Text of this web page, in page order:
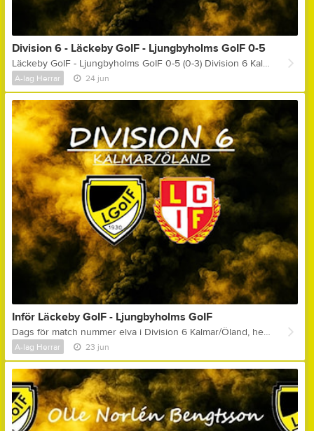
Division 6 - Läckeby GoIF - Ljungbyholms GoIF 0-5
Läckeby GoIF - Ljungbyholms GoIF 0-5 (0-3) Division 6 Kalmar / Öland Målskyttar: 0-1, (4) - Erik Olsson 0-2, (10) - Anton Fransson 0-3, (31) - Självmål 0-4, (76) - Anton Karlsson 0-5, (89) - Jonathan Johansson Gula kort: Olle Karlsson Matchens lirare: Noah Sporre Kommentar ifrån assisterande tränare Peter Engman: " - I första halvlek är vi inte riktigt där känns det som, samtidigt som Ljungbyholm gör det väldigt bra, det kan man absolut inte ta ifrån dom.. Det känns nästan stundtals som att Ljungbyholm spelar med en spelare mer på planen till å med, för de är verkligen överallt och vi kommer ingenstans! I andra halvlek är vi bättre med i matchen, men om det är för att Ljungbyholm tar det lite lugnare eller om vi spelar upp oss låter jag vara osagt, men spelmässigt ser det iallafall betydligt bättre ut i andra halvlek! Det är svårt att vinna fotbollsmatcher när man bjuder på så många mål som vi gör i den här matchen, samtidigt som vi offensivt inte skapar så mycket under matchen, så segern för Ljungbyholm är verkligen inget att diskutera! Segersiffrorna är lite för stora dock, men totalt sett får vi ju helt enkelt bara erkänna att Ljungbyholm är bättre än oss idag! "
A-lag Herrar 24 jun
Inför Läckeby GoIF - Ljungbyholms GoIF
Dags för match nummer elva i Division 6 Kalmar/Öland, hemmamatch på Åbyvallen och för motståndet står Ljungbyholms GoIF! LJUNGBYHOLMS GOIF ligger på 5:e plats i tabellen! Man vann senast hemma emot Högsrums FF - 9-1! Tidigare i Division 6 Kalmar/Öland har man följande resultat: Läckeby GoIF (h) - 2-2, Degerhamns IF (b) - 4-5, Möre BK (h) - 3-0, Mörbylånga GoIF (b) - 2-2, S:t Sigfrids IF (b) - 3-0, IFK Påryd (h) - 3-0, Trekantens IF (b) - 1-2, Rockneby IK (h) - 2-0 & Söderåkra AIK (b) - 1-3! Bästa målskyttar hitills i Ljungbyholms GoIF är Anton Fransson & Jonatan Dahlström som gjort 5 stycken mål vardera! LÄCKEBY GOIF ligger på 10:e plats i tabellen! Man förlorade senast hemma emot S:t Sigfrids IF - 2-4! Tidigare i Division 6 Kalmar/Öland har man följande resultat: Ljungbyholms GoIF (b) - 2-2, IFK Påryd (h) - 2-2, Degerhamns IF (b) - 2-5, Trekantens IF (h) - 0-1, Möre BK (b) - 2-3, Rockneby IK (h) - 2-0, Mörbylånga GoIF (b) - 1-6, Söderåkra AIK (h) - 1-2 & Högsrums FF (b) - 1-2! Bästa målskytt hitills i Läckeby GoIF är Emil Blomqvist som gjort 6 stycken mål! FUN FACTS: * När lagen möttes i seriepremiären slutade matchen oavgjort - 2-2! * Förra säsongen, även då i Division 6 Kalmar/Öland! Då vann Ljungbyholm bägge mötena, 11-1 i Ljungbyholm och 6-0 i Läckeby! * Man får titta lååångt tillbaka i tiden för senaste segern i seriespel för Läckeby GoIF emot Ljungbyholms GoIF, detta trots att man vid flera tillfällen sedan dess spelat i samma division! Senaste segern för Läckeby GoIF var för nästan exakt 10 år sedan, den 1:a juli säsongen 2016, då i Division 5 SÖ, då man lyckades vinna hemma i Läckeby med 4-2! NU KÖR VI! Läckeby GoIF har tagit ut följande spelare: Olle Bjelkendal (mv) Adam Palmér Alexander Kennerfalk Amjad Mahahi Casper Forsberg Daniel Ehnblom Elias Körge Herman Holmén Kim Oskarsson Manfred Löfström Mohamad Abdulaal Noah Sporre Olle Karlsson Olle Norlén Bengtsson Olle Qvarnkullen Oskar Feltendahl Sigge Holm Samling: 17.45 Matchstart: 19.00 Kommentar ifrån assisterande tränare Peter Engman: " - Våran match i Ljungbyholm i seriepremiären är troligtvis våran prestationsmässigt bästa match denna säsongen! Samtliga kämpade verkligen och slet för varandra i 90 plus minuter då på ett sätt som samtliga inblandade nog kan hålla med om sticker ut hitills under säsongen! Spelmässigt har vi dock gjort bättre matcher än då och matchen senast kanske rent av var våran spelmässigt bästa prestation denna säsongen! Här skulle man därför vilja att vi gör en mix av de bägge matcherna, alltså att vi kämpar och sliter för varandra som i premiären, samtidigt som vi spelmässigt kommer upp i samma nivå som senast! Lyckas vi med det här så har vi bra chans att ta samtliga poäng, vilket skulle vara så välbehövligt för oss och vårat självförtroende inför resten av säsongen! Halva säsongen är nu spelad och vi är totalt sett värda mycket mer än vad vi har att visa upp! Tittar man på första halvan av säsongen kan man, enligt mig, enkelt summera den med att vi haft lite svårt att göra mål på våra målchanser samtidigt som motståndarna har gjort för många lite för enkla mål! Jag är ingen expert på xG, verkligen inte, men jag skulle inte bli ett dugg förvånad om vi, ifall det räknades ut i våra matcher, då hade haft högre xG än våra motståndare i de flesta av våra matcher denna säsongen! Jag är helt övertygad om att vi är bättre än vad tabellen visar, 110 procent och jag är lika övertygad om att samtliga spelare delar min känsla kring tabelläget! Det är helt enkelt dags att vi visar det för oss själva och för alla andra nu! " Ljungbyholms GoIF har tagit ut följande trupp: Simon Segerberg (mv), Ali Kadhim, Anton Fransson, Anton Karlsson, David Flisberg, Emin Dugic, Erik Olsson, Jakob Högsander, Johan Eriksson, Jonathan Dahlström, Jonathan Johansson, Martin Karlsson, Neo Andreevski, Viggo Johansson & Viktor Johansson. Tränare för Ljungbyholms GoIF är Tobias Karlsson! Domare: Imer Selimi & Peter Marne Matchen spelas på Åbyvallen i Läckeby imorgon (onsdag) kl. 19.00!
A-lag Herrar 23 jun